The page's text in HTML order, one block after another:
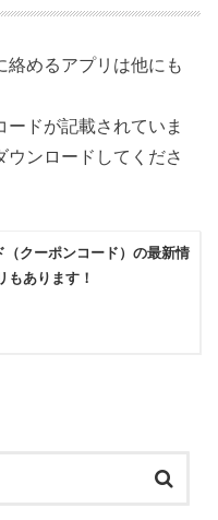
絡めるアプリは他にも
ドが記載されていま
ンロードしてくださ
（クーポンコード）の最新情
もあります！